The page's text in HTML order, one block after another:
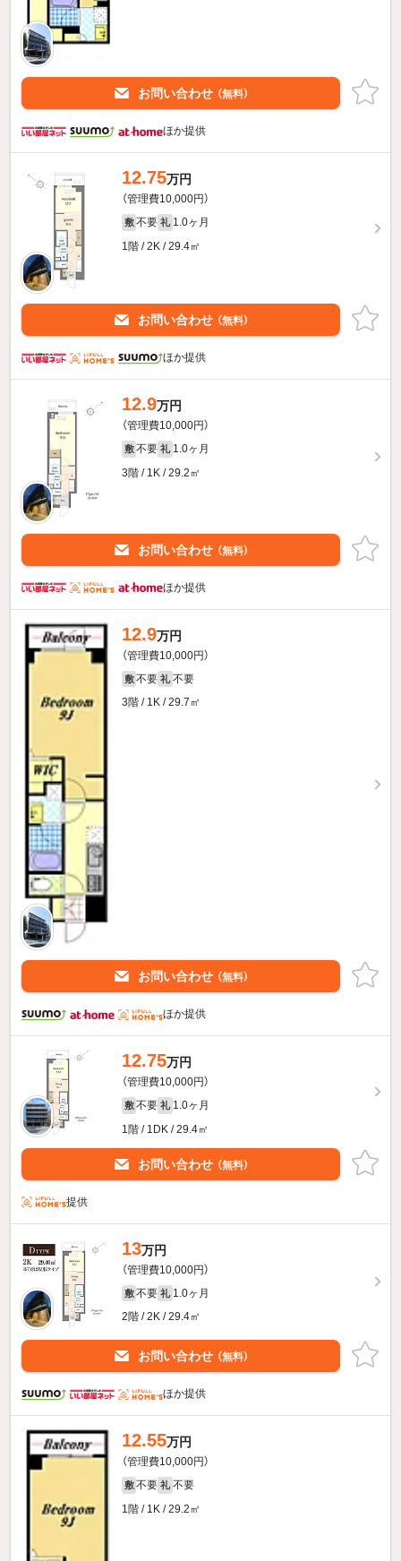
お問い合わせ （無料）
ほか提供
12.75万円
（管理費10,000円）
敷 不要 礼 1.0ヶ月
1階 / 2K / 29.4㎡
お問い合わせ （無料）
ほか提供
12.9万円
（管理費10,000円）
敷 不要 礼 1.0ヶ月
3階 / 1K / 29.2㎡
お問い合わせ （無料）
ほか提供
12.9万円
（管理費10,000円）
敷 不要 礼 不要
3階 / 1K / 29.7㎡
お問い合わせ （無料）
ほか提供
12.75万円
（管理費10,000円）
敷 不要 礼 1.0ヶ月
1階 / 1DK / 29.4㎡
お問い合わせ （無料）
提供
13万円
（管理費10,000円）
敷 不要 礼 1.0ヶ月
2階 / 2K / 29.4㎡
お問い合わせ （無料）
ほか提供
12.55万円
（管理費10,000円）
敷 不要 礼 不要
1階 / 1K / 29.2㎡